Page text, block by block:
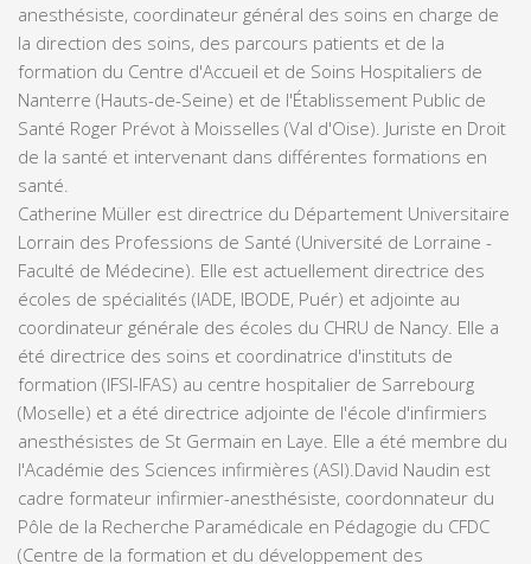
anesthésiste, coordinateur général des soins en charge de
la direction des soins, des parcours patients et de la
formation du Centre d'Accueil et de Soins Hospitaliers de
Nanterre (Hauts-de-Seine) et de l'Établissement Public de
Santé Roger Prévot à Moisselles (Val d'Oise). Juriste en Droit
de la santé et intervenant dans différentes formations en
santé.
Catherine Müller est directrice du Département Universitaire
Lorrain des Professions de Santé (Université de Lorraine -
Faculté de Médecine). Elle est actuellement directrice des
écoles de spécialités (IADE, IBODE, Puér) et adjointe au
coordinateur générale des écoles du CHRU de Nancy. Elle a
été directrice des soins et coordinatrice d'instituts de
formation (IFSI-IFAS) au centre hospitalier de Sarrebourg
(Moselle) et a été directrice adjointe de l'école d'infirmiers
anesthésistes de St Germain en Laye. Elle a été membre du
l'Académie des Sciences infirmières (ASI). David Naudin est
cadre formateur infirmier-anesthésiste, coordonnateur du
Pôle de la Recherche Paramédicale en Pédagogie du CFDC
(Centre de la formation et du développement des